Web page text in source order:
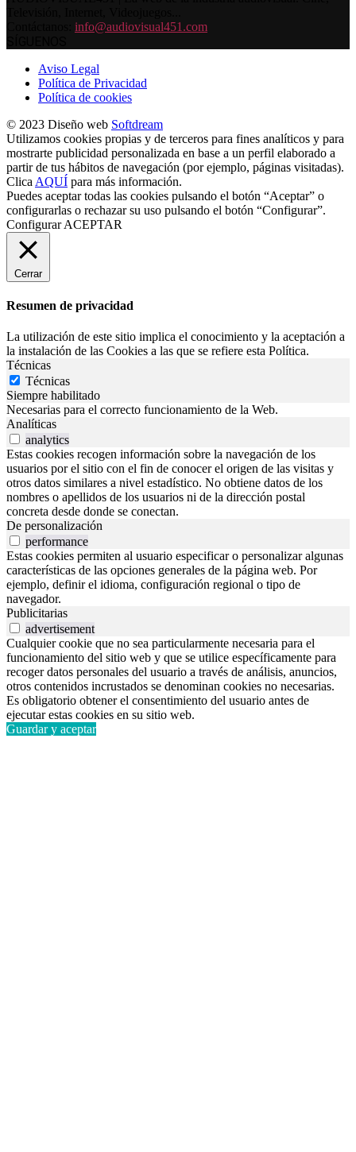
info@audiovisual451.com
Aviso Legal
Política de Privacidad
Política de cookies
© 2023 Diseño web Softdream
Utilizamos cookies propias y de terceros para fines analíticos y para
mostrarte publicidad personalizada en base a un perfil elaborado a
partir de tus hábitos de navegación (por ejemplo, páginas visitadas).
Clica AQUÍ para más información.
Puedes aceptar todas las cookies pulsando el botón “Aceptar” o
configurarlas o rechazar su uso pulsando el botón “Configurar”.
Configurar ACEPTAR
Cerrar
Resumen de privacidad
La utilización de este sitio implica el conocimiento y la aceptación a
la instalación de las Cookies a las que se refiere esta Política.
Técnicas
Técnicas
Siempre habilitado
Necesarias para el correcto funcionamiento de la Web.
Analíticas
analytics
Estas cookies recogen información sobre la navegación de los
usuarios por el sitio con el fin de conocer el origen de las visitas y
otros datos similares a nivel estadístico. No obtiene datos de los
nombres o apellidos de los usuarios ni de la dirección postal
concreta desde donde se conectan.
De personalización
performance
Estas cookies permiten al usuario especificar o personalizar algunas
características de las opciones generales de la página web. Por
ejemplo, definir el idioma, configuración regional o tipo de
navegador.
Publicitarias
advertisement
Cualquier cookie que no sea particularmente necesaria para el
funcionamiento del sitio web y que se utilice específicamente para
recoger datos personales del usuario a través de análisis, anuncios,
otros contenidos incrustados se denominan cookies no necesarias.
Es obligatorio obtener el consentimiento del usuario antes de
ejecutar estas cookies en su sitio web.
Guardar y aceptar